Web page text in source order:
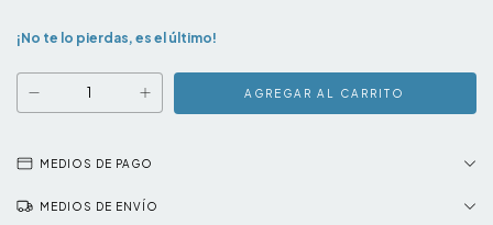
¡No te lo pierdas, es el último!
MEDIOS DE PAGO
MEDIOS DE ENVÍO